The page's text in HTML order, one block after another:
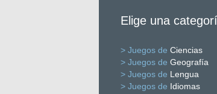
Elige una
> Juegos de Ciencias
> Juegos de Geografía
> Juegos de Lengua
> Juegos de Idiomas